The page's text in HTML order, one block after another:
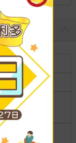
本平裝
通級
全齡適讀